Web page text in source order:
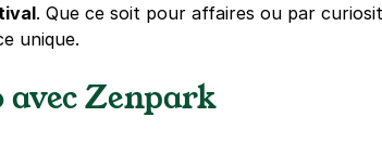
. Que ce soit pour affaires ou par
unique.
Zenpark